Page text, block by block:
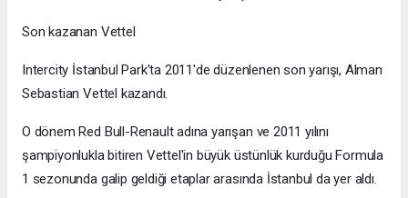
Son kazanan Vettel
Intercity İstanbul Park'ta 2011'de düzenlenen son yarışı, Alman
Sebastian Vettel kazandı.
O dönem Red Bull-Renault adına yarışan ve 2011 yılını
şampiyonlukla bitiren Vettel'in büyük üstünlük kurduğu Formula
1 sezonunda galip geldiği etaplar arasında İstanbul da yer aldı.